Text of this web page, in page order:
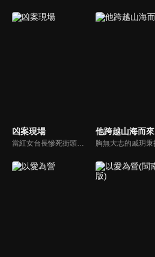
凶案現場
當紅女台長慘死街頭，少女血衣驚現工地，一夜連發兩起血案，引起了警方的高度重視。身處一線的公安幹警、青年警探馮浪力排眾議，和實習警花範芸深挖線索、抽絲剝繭尋找真相。
他跨越山海而來